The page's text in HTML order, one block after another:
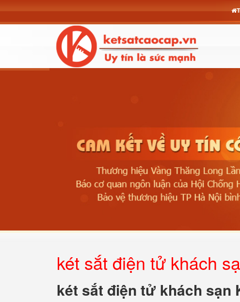
két sắt điện tử khách
két sắt điện tử khách sạn